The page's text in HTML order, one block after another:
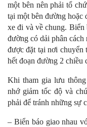
một bên nên phải tổ
tại một bên đường hoặc
xe đi và về chung. Biển
đường có dải phân
được đặt tại nơi chuyển
hết đoạn đường 2 chiều
Khi tham gia lưu
nhớ giảm tốc độ và
phải để tránh những sự
– Biển báo giao nhau